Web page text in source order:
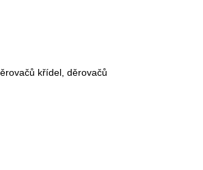
křídel, děrovačů